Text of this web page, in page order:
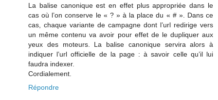
La balise canonique est en effet plus appropriée dans le
cas où l’on conserve le « ? » à la place du « # ». Dans ce
cas, chaque variante de campagne dont l’url redirige vers
un même contenu va avoir pour effet de le dupliquer aux
yeux des moteurs. La balise canonique servira alors à
indiquer l’url officielle de la page : à savoir celle qu’il lui
faudra indexer.
Cordialement.
Répondre